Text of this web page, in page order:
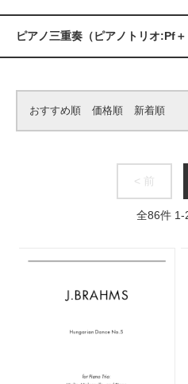
ピアノ三重奏（ピアノトリオ:Pf＋
おすすめ順 価格順 新着順
< 前
全86件 1-